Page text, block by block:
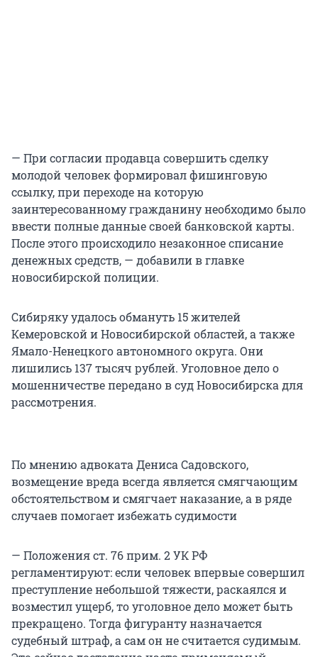
— При согласии продавца совершить сделку
молодой человек формировал фишинговую
ссылку, при переходе на которую
заинтересованному гражданину необходимо было
ввести полные данные своей банковской карты.
После этого происходило незаконное списание
денежных средств, — добавили в главке
новосибирской полиции.
Сибиряку удалось обмануть 15 жителей
Кемеровской и Новосибирской областей, а также
Ямало-Ненецкого автономного округа. Они
лишились 137 тысяч рублей. Уголовное дело о
мошенничестве передано в суд Новосибирска для
рассмотрения.
По мнению адвоката Дениса Садовского,
возмещение вреда всегда является смягчающим
обстоятельством и смягчает наказание, а в ряде
случаев помогает избежать судимости
— Положения ст. 76 прим. 2 УК РФ
регламентируют: если человек впервые совершил
преступление небольшой тяжести, раскаялся и
возместил ущерб, то уголовное дело может быть
прекращено. Тогда фигуранту назначается
судебный штраф, а сам он не считается судимым.